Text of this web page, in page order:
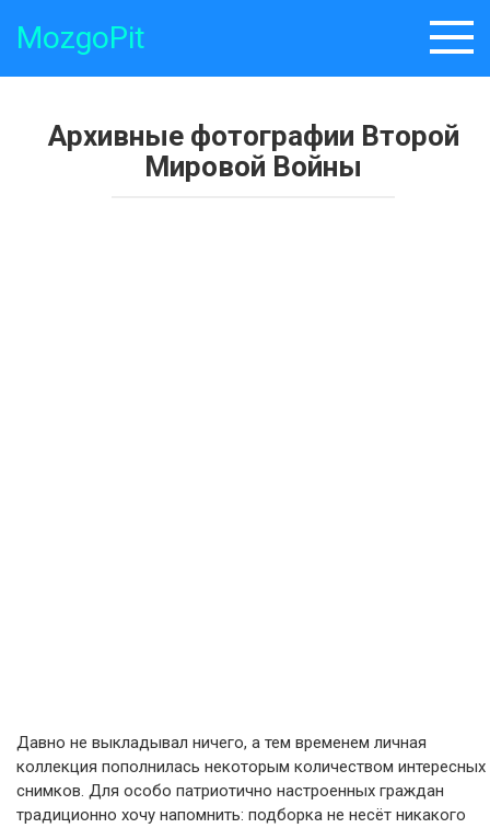
MozgoPit
Архивные фотографии Второй
Мировой Войны
Давно не выкладывал ничего, а тем временем личная
коллекция пополнилась некоторым количеством интересных
снимков. Для особо патриотично настроенных граждан
традиционно хочу напомнить: подборка не несёт никакого